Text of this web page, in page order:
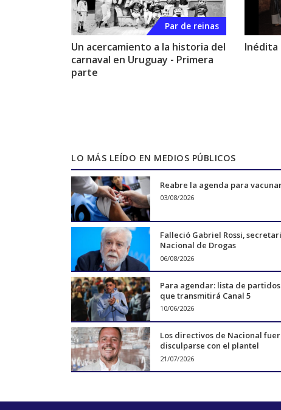
Par de reinas
Un acercamiento a la historia del
carnaval en Uruguay - Primera
parte
Inédita
LO MÁS LEÍDO EN MEDIOS PÚBLICOS
Reabre la agenda para
03/08/2026
Falleció Gabriel Rossi,
Nacional de Drogas
06/08/2026
Para agendar: lista de
que transmitirá Canal 5
10/06/2026
Los directivos de Nacional
disculparse con el plantel
21/07/2026